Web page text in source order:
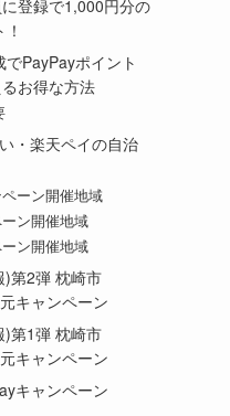
登録で1,000円分の
PayPayポイント
お得な方法
・楽天ペイの自治
ーン開催地域
ン開催地域
ン開催地域
)第2弾 枕崎市
キャンペーン
)第1弾 枕崎市
キャンペーン
キャンペーン